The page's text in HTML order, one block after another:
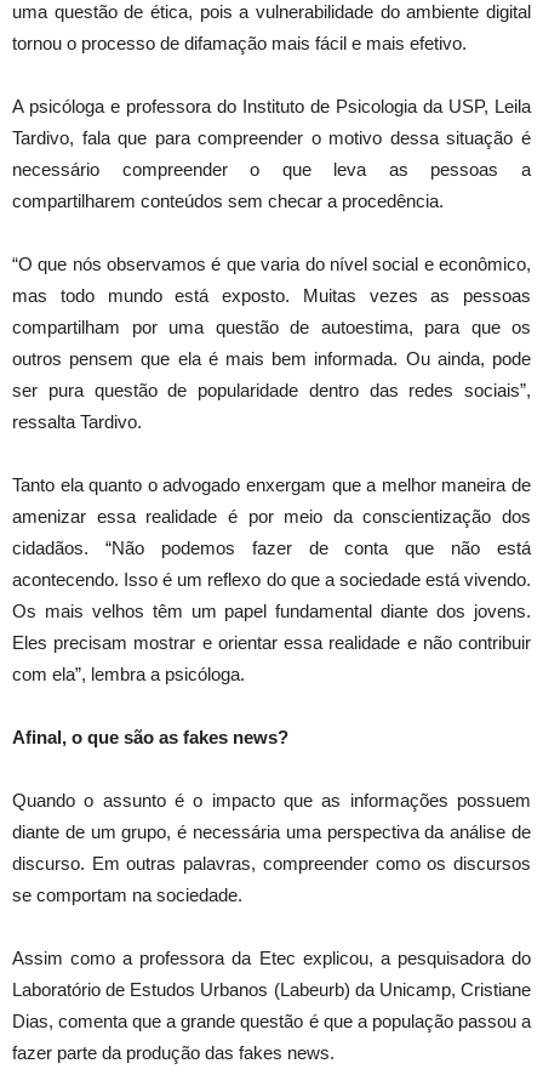
uma questão de ética, pois a vulnerabilidade do ambiente digital
tornou o processo de difamação mais fácil e mais efetivo.
A psicóloga e professora do Instituto de Psicologia da USP, Leila
Tardivo, fala que para compreender o motivo dessa situação é
necessário compreender o que leva as pessoas a
compartilharem conteúdos sem checar a procedência.
“O que nós observamos é que varia do nível social e econômico,
mas todo mundo está exposto. Muitas vezes as pessoas
compartilham por uma questão de autoestima, para que os
outros pensem que ela é mais bem informada. Ou ainda, pode
ser pura questão de popularidade dentro das redes sociais”,
ressalta Tardivo.
Tanto ela quanto o advogado enxergam que a melhor maneira de
amenizar essa realidade é por meio da conscientização dos
cidadãos. “Não podemos fazer de conta que não está
acontecendo. Isso é um reflexo do que a sociedade está vivendo.
Os mais velhos têm um papel fundamental diante dos jovens.
Eles precisam mostrar e orientar essa realidade e não contribuir
com ela”, lembra a psicóloga.
Afinal, o que são as fakes news?
Quando o assunto é o impacto que as informações possuem
diante de um grupo, é necessária uma perspectiva da análise de
discurso. Em outras palavras, compreender como os discursos
se comportam na sociedade.
Assim como a professora da Etec explicou, a pesquisadora do
Laboratório de Estudos Urbanos (Labeurb) da Unicamp, Cristiane
Dias, comenta que a grande questão é que a população passou a
fazer parte da produção das fakes news.